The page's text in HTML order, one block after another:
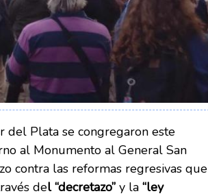
del Plata se congregaron este
al Monumento al General San
contra las reformas regresivas que
del “decretazo” y la “ley